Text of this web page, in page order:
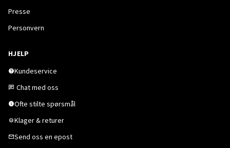
Presse
Personvern
HJELP
Kundeservice
Chat med oss
Ofte stilte spørsmål
Klager & returer
Send oss en epost